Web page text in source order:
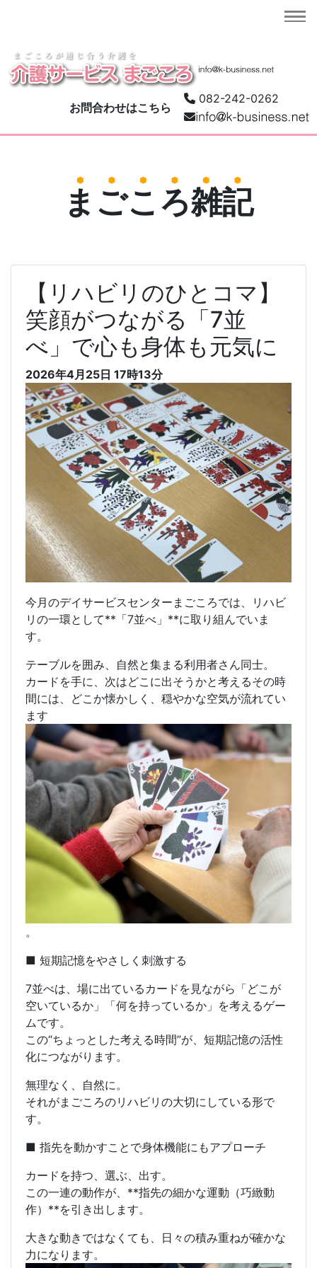
お問合わせはこちら
082-242-0262
まごころ雑記
【リハビリのひとコマ】
笑顔がつながる「7並
べ」で心も身体も元気に
2026年4月25日 17時13分
今月のデイサービスセンターまごころでは、リハビ
リの一環として**「7並べ」**に取り組んでいま
す。
テーブルを囲み、自然と集まる利用者さん同士。
カードを手に、次はどこに出そうかと考えるその時
間には、どこか懐かしく、穏やかな空気が流れてい
ます
。
■ 短期記憶をやさしく刺激する
7並べは、場に出ているカードを見ながら「どこが
空いているか」「何を持っているか」を考えるゲー
ムです。
この“ちょっとした考える時間”が、 短期記憶の活性
化につながります。
無理なく、自然に。
それがまごころのリハビリの大切にしている形で
す。
■ 指先を動かすことで身体機能にもアプローチ
カードを持つ、選ぶ、出す。
この一連の動作が、**指先の細かな運動（巧緻動
作）**を引き出します。
大きな動きではなくても、日々の積み重ねが確かな
力になります。